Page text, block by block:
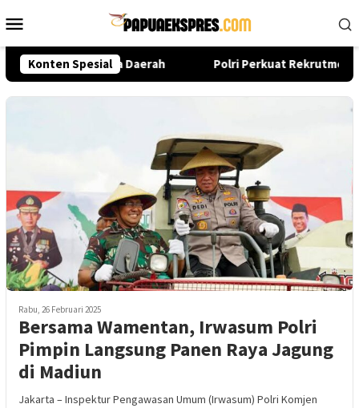
ke
Mobile
Konten Spesial
dari Pusat hingga Daerah Polri Perkuat Rekrutmen
Rabu, 26 Februari 2025
Bersama Wamentan, Irwasum Polri
Pimpin Langsung Panen Raya Jagung
di Madiun
Jakarta – Inspektur Pengawasan Umum (Irwasum) Polri Komjen